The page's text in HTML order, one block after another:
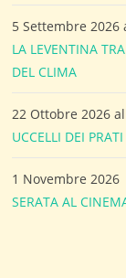
5 Settembre 2026
LA LEVENTINA
DEL CLIMA
22 Ottobre 2026
UCCELLI DEI
1 Novembre 2026
SERATA AL